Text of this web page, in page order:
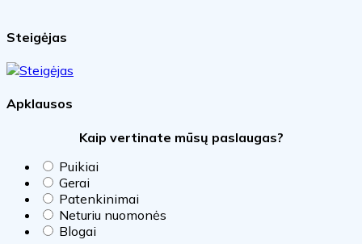
Steigėjas
Apklausos
Kaip vertinate mūsų paslaugas?
Puikiai
Gerai
Patenkinimai
Neturiu nuomonės
Blogai